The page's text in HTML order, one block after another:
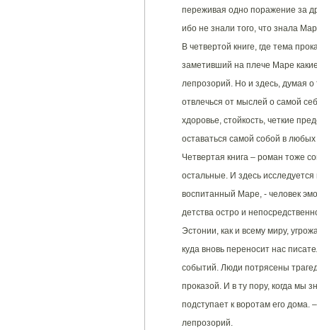
переживая одно поражение за
ибо не знали того, что знала
В четвертой книге, где тема
заметивший на плече Маре
лепрозорий. Но и здесь, думая о
отвлечься от мыслей о самой
хдоровье, стойкость, четкие
оставаться самой собой в любых
Четвертая книга – роман тоже
остальные. И здесь
воспитанный Маре, - человек
детства остро и
Эстонии, как и всему миру,
куда вновь переносит нас
событий. Люди потрясены
проказой. И в ту пору, когда мы
подступает к воротам его дома.
лепрозорий.